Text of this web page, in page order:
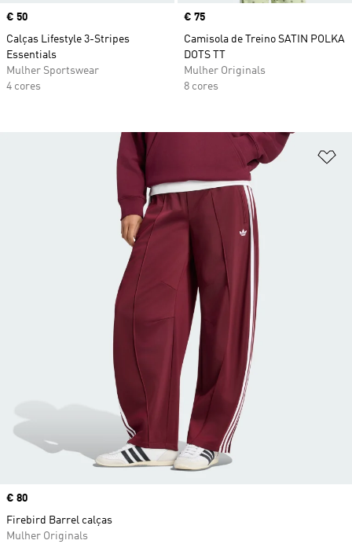
Price
€ 50
Calças Lifestyle 3-Stripes
Essentials
Mulher Sportswear
4 cores
Price
€ 75
Camisola de Treino SATIN POLKA
DOTS TT
Mulher Originals
8 cores
Price
€ 80
Firebird Barrel calças
Mulher Originals